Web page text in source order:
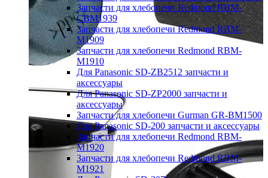
Запчасти для хлебопечи Redmond RBM-
CBM1939
Запчасти для хлебопечи Redmond RBM-
M1909
Запчасти для хлебопечи Redmond RBM-
M1910
Для Panasonic SD-ZB2512 запчасти и
аксессуары
Для Panasonic SD-ZP2000 запчасти и
аксессуары
Запчасти для хлебопечи Gurman GR-BM1500
Для Panasonic SD-200 запчасти и аксессуары
Запчасти для хлебопечи Redmond RBM-
M1920
Запчасти для хлебопечи Redmond RBM-
M1921